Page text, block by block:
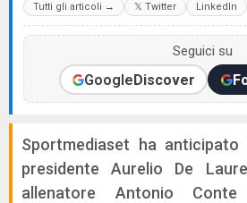
Tutti gli articoli → 𝕏 Twitter LinkedIn
Seguici su
GoogleDiscover
Sportmediaset ha
presidente Aurelio De
allenatore Antonio